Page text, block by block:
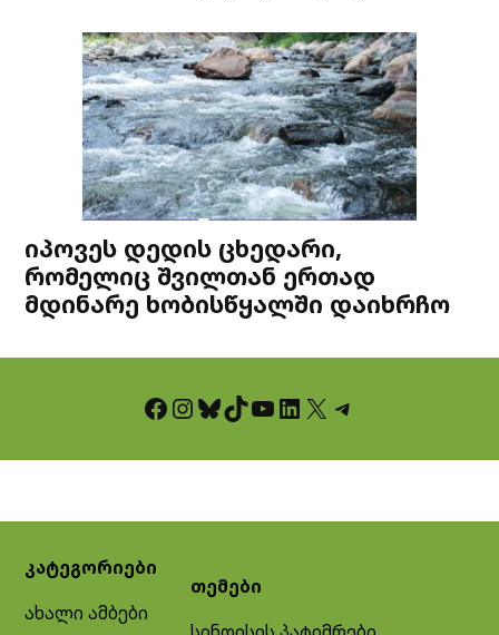
იპოვეს დედის ცხედარი,
რომელიც შვილთან ერთად
მდინარე ხობისწყალში დაიხრჩო
Facebook InstagramBluesky TikTok YouTube LinkedIn X Telegram
კატეგორიები
ახალი ამბები
თემები